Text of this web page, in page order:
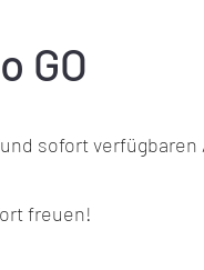
GO
sofort verfügbaren
freuen!